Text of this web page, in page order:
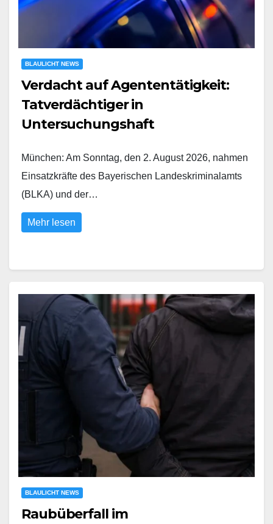
BLAULICHT NEWS
Verdacht auf Agententätigkeit:
Tatverdächtiger in
Untersuchungshaft
München: Am Sonntag, den 2. August 2026, nahmen
Einsatzkräfte des Bayerischen Landeskriminalamts
(BLKA) und der…
Mehr lesen
BLAULICHT NEWS
Raubüberfall im